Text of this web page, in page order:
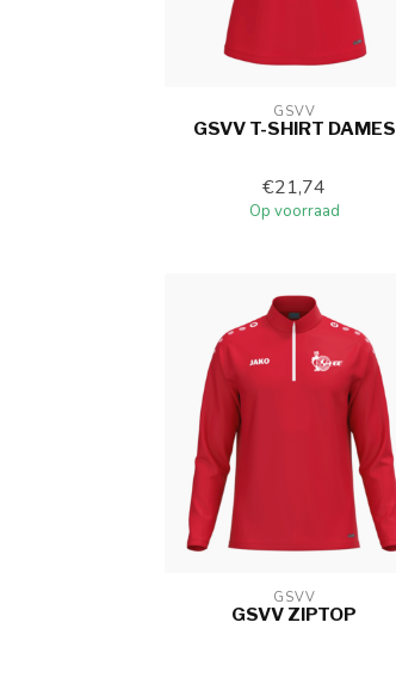
GSVV
GSVV T-SHIRT DAMES
€21,74
Op voorraad
GSVV
GSVV ZIPTOP